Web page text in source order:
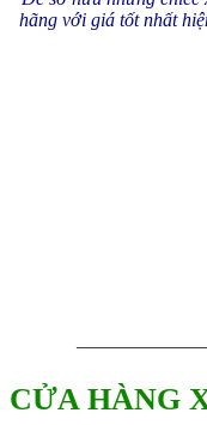
hãng với giá tốt nhất
CỬA HÀNG